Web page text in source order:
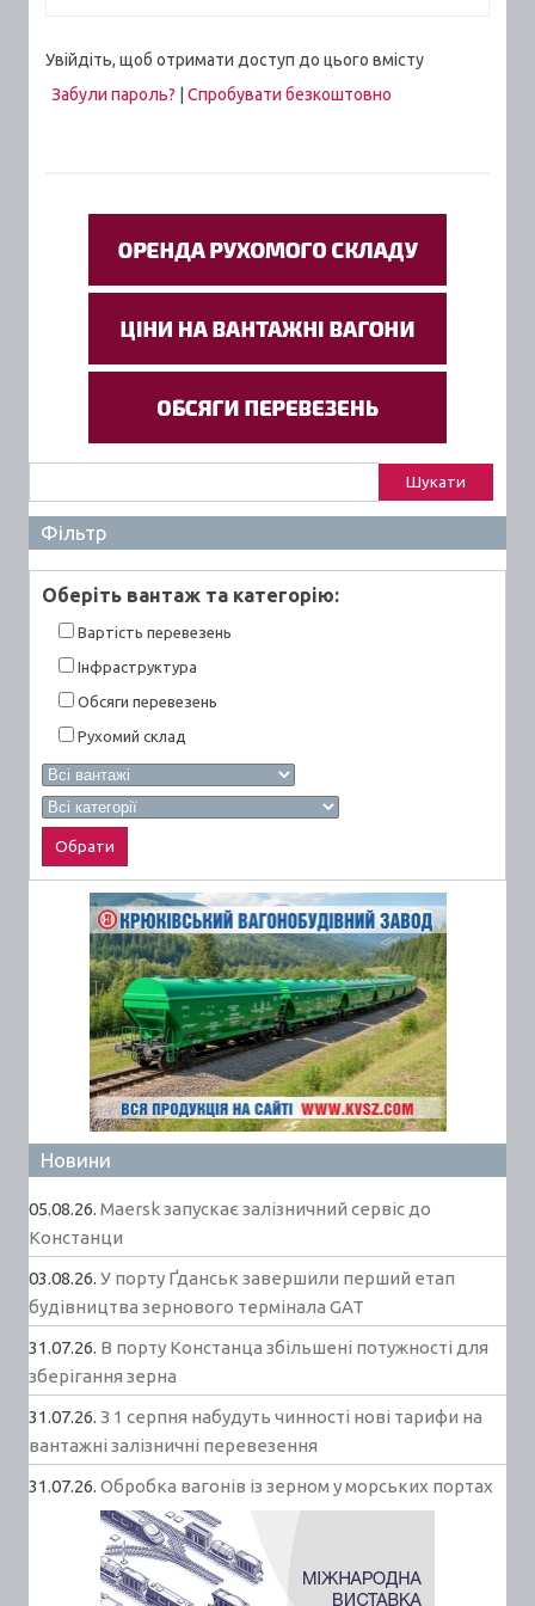
Увійдіть, щоб отримати доступ до цього вмісту
Забули пароль?
Спробувати безкоштовно
Фільтр
Оберiть вантаж та категорiю:
Вартiсть перевезень
Інфраструктура
Обсяги перевезень
Рухомий склад
Новини
05.08.26. Maersk запускає залізничний сервіс до
Констанци
03.08.26. У порту Ґданськ завершили перший етап
будівництва зернового термінала GAT
31.07.26. В порту Констанца збільшені потужності для
зберігання зерна
31.07.26. З 1 серпня набудуть чинності нові тарифи на
вантажні залізничні перевезення
31.07.26. Обробка вагонів із зерном у морських портах